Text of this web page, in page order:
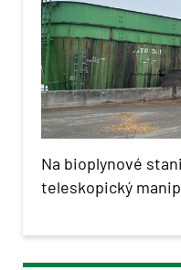
Na bioplynové
teleskopický